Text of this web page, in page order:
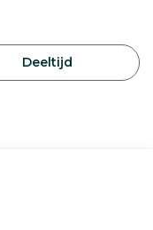
Deeltijd